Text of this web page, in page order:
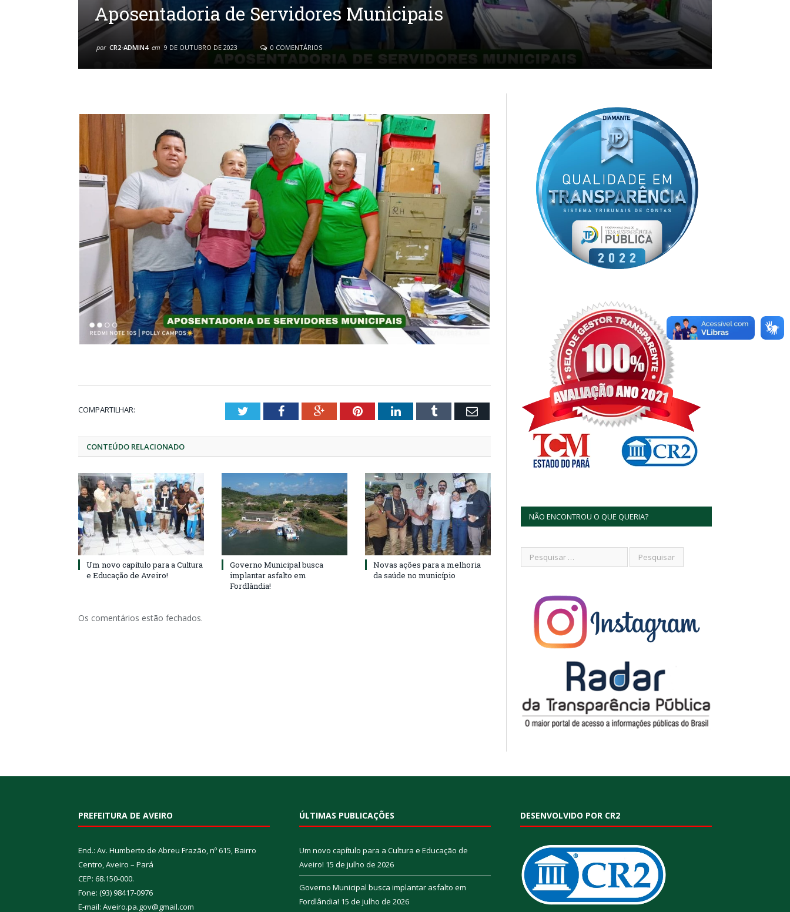
Aposentadoria de Servidores Municipais
por CR2-ADMIN4 em 9 DE OUTUBRO DE 2023 0 COMENTÁRIOS
COMPARTILHAR: TwitterFacebookGoogle+PinterestLinkedInTumblr Email
CONTEÚDO RELACIONADO
Um novo capítulo para a Cultura
e Educação de Aveiro!
Governo Municipal busca
implantar asfalto em
Fordlândia!
Novas ações para a melhoria
da saúde no município
Os comentários estão fechados.
NÃO ENCONTROU O QUE QUERIA?
PREFEITURA DE AVEIRO
End.: Av. Humberto de Abreu Frazão, nº 615, Bairro
Centro, Aveiro – Pará
CEP: 68.150-000.
Fone: (93) 98417-0976
E-mail: Aveiro.pa.gov@gmail.com
ÚLTIMAS PUBLICAÇÕES
Um novo capítulo para a Cultura e Educação de
Aveiro! 15 de julho de 2026
Governo Municipal busca implantar asfalto em
Fordlândia! 15 de julho de 2026
DESENVOLVIDO POR CR2